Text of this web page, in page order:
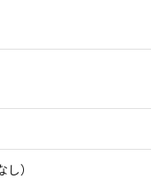
）